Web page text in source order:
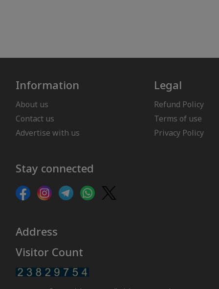
Information
About us
Contact us
Advertise with us
Legal
Refund Policy
Terms of use
Privacy Policy
Stay connected
Address
Visitor Count